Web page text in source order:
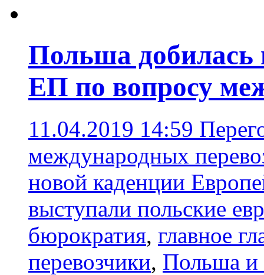
Польша добилась
ЕП по вопросу
11.04.2019 14:59
международных
новой каденции
выступали польские
бюрократия, главное
перевозчики, Польша